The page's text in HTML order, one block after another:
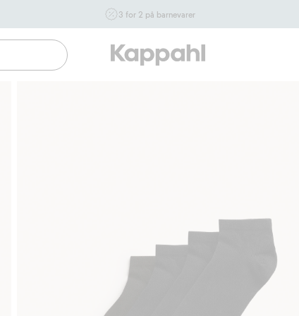
3 for 2 på barnevarer
inngår i tilbudet tom. 17/8 i butikk & online for deg som er
eller blir medlem. Kan ikke kombineres med andre tilbud
eller rabatter.
Gratis fraktalternativer Enkel betaling